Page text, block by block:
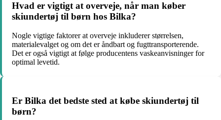
Hvad er vigtigt at overveje, når man køber
skiundertøj til børn hos Bilka?
Nogle vigtige faktorer at overveje inkluderer størrelsen,
materialevalget og om det er åndbart og fugttransporterende.
Det er også vigtigt at følge producentens vaskeanvisninger for
optimal levetid.
Er Bilka det bedste sted at købe skiundertøj til
børn?